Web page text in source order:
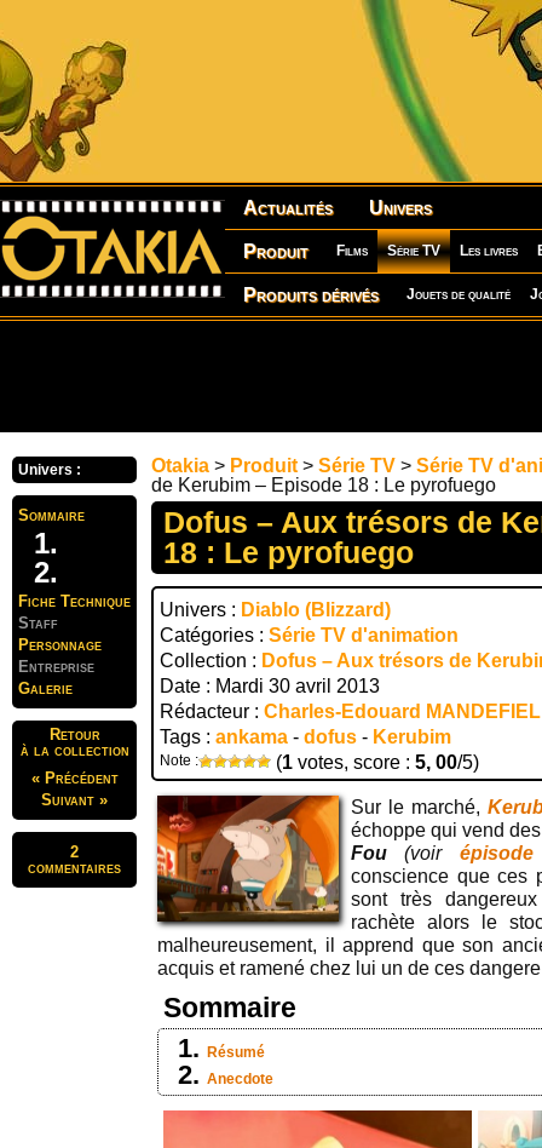
Actualités Univers
Produit Films Série TV Les livres
Produits dérivés Jouets de qualité
Univers :
Sommaire
Fiche Technique
Staff
Personnage
Entreprise
Galerie
Retour
à la collection
« Précédent
Suivant »
2
commentaires
Otakia > Produit > Série TV > Série TV
de Kerubim – Episode 18 : Le pyrofuego
Dofus – Aux trésors de
18 : Le pyrofuego
Univers : Diablo (Blizzard)
Catégories : Série TV d'animation
Collection : Dofus – Aux trésors de
Date : Mardi 30 avril 2013
Rédacteur : Charles-Edouard
Tags : ankama - dofus - Kerubim
Note : (1 votes, score : 5, 00/5)
Sur le marché,
échoppe qui vend
Fou(voir
conscience que ces
sont très
rachète alors le
malheureusement, il apprend que son
acquis et ramené chez lui un de ces
Sommaire
Résumé
Anecdote